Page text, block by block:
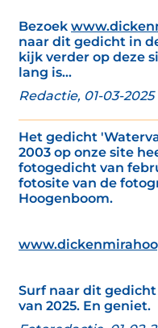
Bezoek
naar dit gedicht in
kijk verder op deze
lang is...
Redactie, 01-03-2025
Het gedicht
2003 op onze site
fotogedicht van
fotosite van de
Hoogenboom.
Surf naar dit
van 2025. En geniet.